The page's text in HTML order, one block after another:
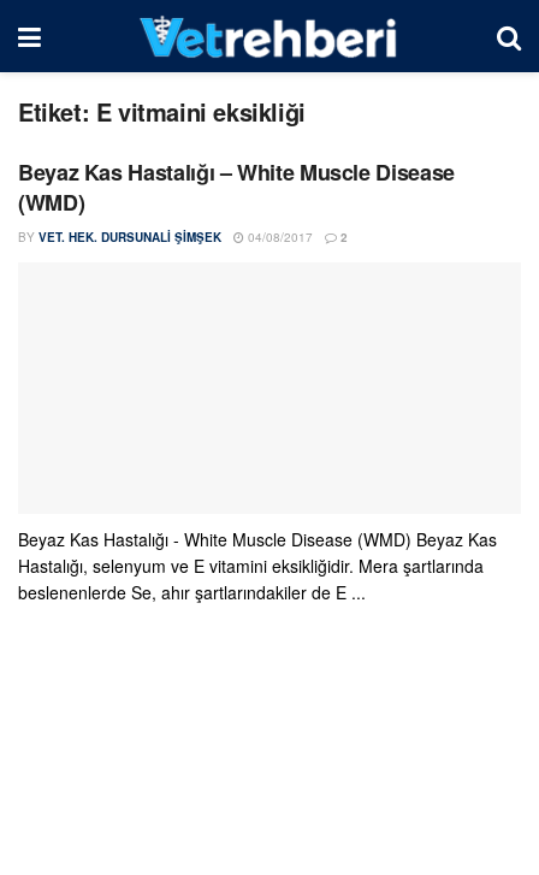
Etiket: E vitmaini eksikliği
Beyaz Kas Hastalığı – White Muscle Disease
(WMD)
BY VET. HEK. DURSUNALI ŞIMŞEK 04/08/2017 2
Beyaz Kas Hastalığı - White Muscle Disease (WMD) Beyaz Kas
Hastalığı, selenyum ve E vitamini eksikliğidir. Mera şartlarında
beslenenlerde Se, ahır şartlarındakiler de E ...